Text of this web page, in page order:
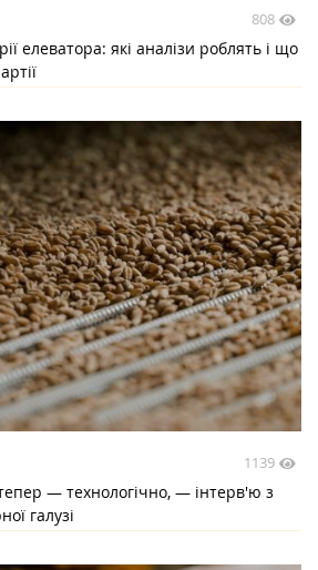
808
елеватора: які аналізи роблять і що
1139
— технологічно, — інтерв'ю з
галузі